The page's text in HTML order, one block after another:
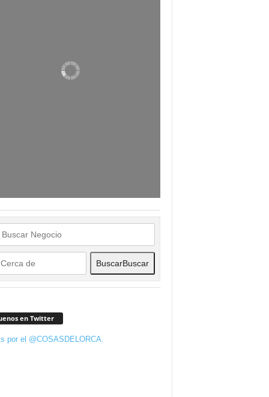
BuscarBuscar
en Twitter
por el @COSASDELORCA.